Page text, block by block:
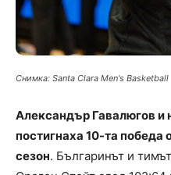
Снимка: Santa Clara Men's Basketball
Александър Гавалюгов и
постигнаха 10-та победа
сезон. Българинът и